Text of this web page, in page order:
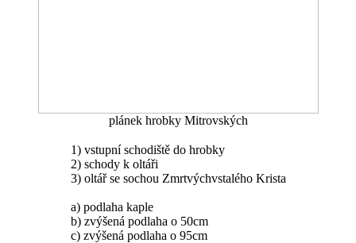
plánek hrobky Mitrovských
1) vstupní schodiště do hrobky
2) schody k oltáři
3) oltář se sochou Zmrtvýchvstalého Krista
a) podlaha kaple
b) zvýšená podlaha o 50cm
c) zvýšená podlaha o 95cm